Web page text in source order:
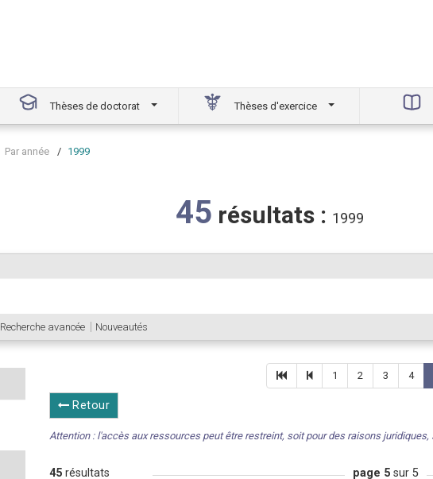
Thèses de doctorat Thèses d'exercice
Par année 1999
45 résultats : 1999
Recherche avancée Nouveautés
1 2 3 4
Retour
Attention : l'accès aux ressources peut être restreint, soit pour des raisons juridiques,
45résultats page 5sur 5